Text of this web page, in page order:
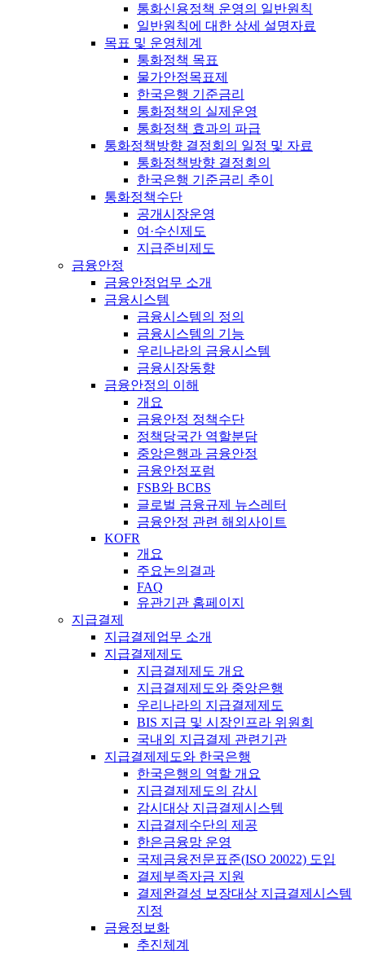
통화신용정책 운영의 일반원칙
일반원칙에 대한 상세 설명자료
목표 및 운영체계
통화정책 목표
물가안정목표제
한국은행 기준금리
통화정책의 실제운영
통화정책 효과의 파급
통화정책방향 결정회의 일정 및 자료
통화정책방향 결정회의
한국은행 기준금리 추이
통화정책수단
공개시장운영
여·수신제도
지급준비제도
금융안정
금융안정업무 소개
금융시스템
금융시스템의 정의
금융시스템의 기능
우리나라의 금융시스템
금융시장동향
금융안정의 이해
개요
금융안정 정책수단
정책당국간 역할분담
중앙은행과 금융안정
금융안정포럼
FSB와 BCBS
글로벌 금융규제 뉴스레터
금융안정 관련 해외사이트
KOFR
개요
주요논의결과
FAQ
유관기관 홈페이지
지급결제
지급결제업무 소개
지급결제제도
지급결제제도 개요
지급결제제도와 중앙은행
우리나라의 지급결제제도
BIS 지급 및 시장인프라 위원회
국내외 지급결제 관련기관
지급결제제도와 한국은행
한국은행의 역할 개요
지급결제제도의 감시
감시대상 지급결제시스템
지급결제수단의 제공
한은금융망 운영
국제금융전문표준(ISO 20022) 도입
결제부족자금 지원
결제완결성 보장대상 지급결제시스템
지정
금융정보화
추진체계